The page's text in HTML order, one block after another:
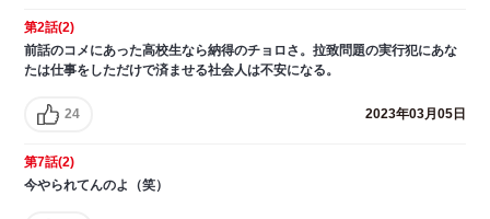
第2話(2)
前話のコメにあった高校生なら納得のチョロさ。拉致問題の実行犯にあな
たは仕事をしただけで済ませる社会人は不安になる。
24 2023年03月05日
第7話(2)
今やられてんのよ（笑）